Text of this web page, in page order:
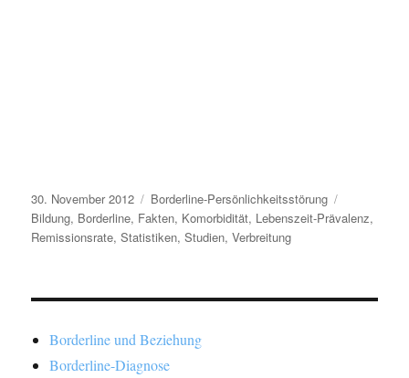
Veröffentlicht
am
30. November 2012 Kategorien
Borderline-Persönlichkeitsstörung
Bildung, Borderline, Fakten, Komorbidität, Lebenszeit-Prävalenz,
Remissionsrate,Statistiken,Studien,Verbreitung
Borderline und Beziehung
Borderline-Diagnose